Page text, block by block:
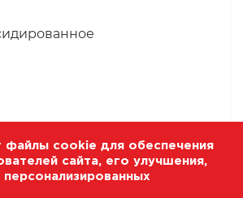
шт
файлы cookie для обеспечения
сайта, его улучшения,